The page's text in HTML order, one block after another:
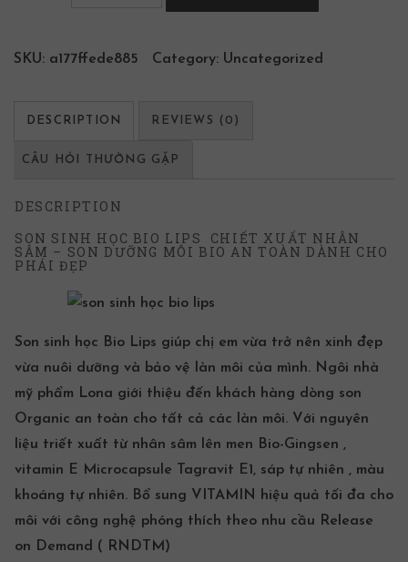
SKU: a177ffede885 Category: Uncategorized
DESCRIPTION REVIEWS (0)
CÂU HỎI THƯỜNG GẶP
DESCRIPTION
SON SINH HỌC BIO LIPS CHIẾT XUẤT NHÂN
SÂM – SON DƯỠNG MÔI BIO AN TOÀN DÀNH CHO
PHÁI ĐẸP
Son sinh học Bio Lips giúp chị em vừa trở nên xinh đẹp
vừa nuôi dưỡng và bảo vệ làn môi của mình. Ngôi nhà
mỹ phẩm Lona giới thiệu đến khách hàng dòng son
Organic an toàn cho tất cả các làn môi. Với nguyên
liệu triết xuất từ nhân sâm lên men Bio-Gingsen ,
vitamin E Microcapsule Tagravit E1, sáp tự nhiên , màu
khoáng tự nhiên. Bổ sung VITAMIN hiệu quả tối đa cho
môi với công nghệ phóng thích theo nhu cầu Release
on Demand ( RNDTM)